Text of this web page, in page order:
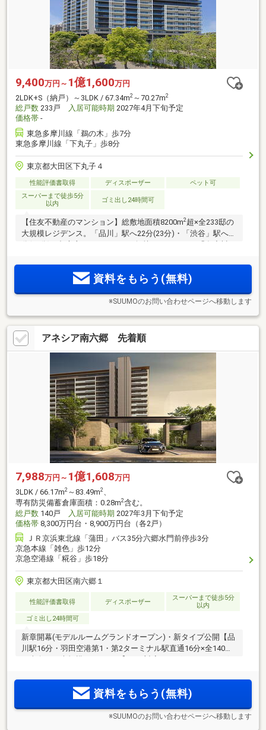
9,400万円～ 1億1,600万円
2LDK+S（納戸）～3LDK / 67.34m2 ～70.27m2
総戸数 233戸 入居可能時期 2027年4月下旬予定
価格帯 -
東急多摩川線「鵜の木」歩7分
東急多摩川線「下丸子」歩8分
東京都大田区下丸子４
性能評価書取得 ディスポーザー
ペット可
スーパーまで徒歩5分
以内
ゴミ出し24時間可
【住友不動産のマンション】総敷地面積8200m2超×全233邸の
大規模レジデンス。「品川」駅へ22分(23分)・「渋谷」駅へ23
ンピック下丸子店」へ徒歩1分、多彩な利便施設が徒歩圏に充
資料をもらう(無料)
※SUUMOのお問い合わせページへ移動します
アネシア南六郷 先着順
7,988万円～ 1億1,608万円
3LDK / 66.17m2 ～83.49m2、
専有防災備蓄倉庫面積：0.28m2含む。
総戸数 140戸 入居可能時期 2027年3月下旬予定
価格帯 8,300万円台・8,900万円台（各2戸）
ＪＲ京浜東北線「蒲田」バス35分六郷水門前停歩3分
京急本線「雑色」歩12分
京急空港線「糀谷」歩18分
東京都大田区南六郷１
性能評価書取得 ディスポーザー
スーパーまで徒歩5分
以内
ゴミ出し24時間可
新章開幕(モデルルームグランドオープン)・新タイプ公開【品
川駅16分・羽田空港第1・第2ターミナル駅直通16分×全140邸
適なカーライフを叶える設備やプラン。買い物や教育、医
療、公園など施設が充実資料をもらう(無料)
※SUUMOのお問い合わせページへ移動します